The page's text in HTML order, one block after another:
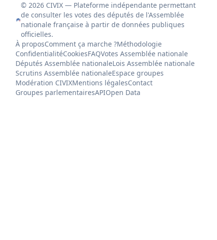
© 2026 CIVIX — Plateforme indépendante permettant
de consulter les votes des députés de l'Assemblée
nationale française à partir de données publiques
officielles.
À proposComment ça marche ?Méthodologie
ConfidentialitéCookiesFAQVotes Assemblée nationale
Députés Assemblée nationaleLois Assemblée nationale
Scrutins Assemblée nationaleEspace groupes
Modération CIVIXMentions légalesContact
Groupes parlementairesAPIOpen Data